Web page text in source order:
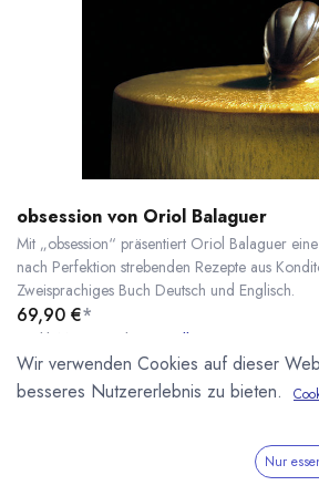
obsession von Oriol Balaguer
Mit „obsession“ präsentiert Oriol Balaguer
nach Perfektion strebenden Rezepte aus
Zweisprachiges Buch Deutsch und Englisch.
69,90 €*
* inkl. MwST. zzgl. Versandkosten
Lieferzeit: sofort lieferbar
Wir verwenden Cookies auf dieser
besseres Nutzererlebnis zu bieten.
Nur